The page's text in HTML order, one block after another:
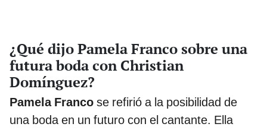
¿Qué dijo Pamela Franco sobre una
futura boda con Christian
Domínguez?
Pamela Franco se refirió a la posibilidad de
una boda en un futuro con el cantante. Ella